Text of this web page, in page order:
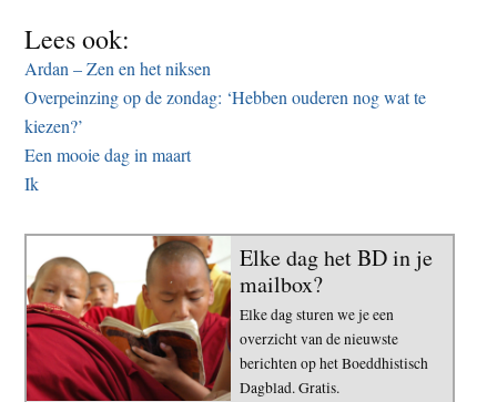
Lees ook:
Ardan – Zen en het niksen
Overpeinzing op de zondag: ‘Hebben ouderen nog wat te
kiezen?’
Een mooie dag in maart
Ik
Elke dag het BD in je
mailbox?
Elke dag sturen we je een
overzicht van de nieuwste
berichten op het Boeddhistisch
Dagblad. Gratis.